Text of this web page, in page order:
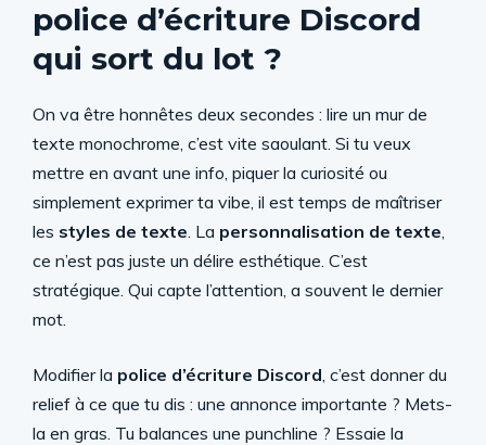
police d’écriture Discord
qui sort du lot ?
On va être honnêtes deux secondes : lire un mur de
texte monochrome, c’est vite saoulant. Si tu veux
mettre en avant une info, piquer la curiosité ou
simplement exprimer ta vibe, il est temps de maîtriser
les styles de texte. La personnalisation de texte,
ce n’est pas juste un délire esthétique. C’est
stratégique. Qui capte l’attention, a souvent le dernier
mot.
Modifier la police d’écriture Discord, c’est donner du
relief à ce que tu dis : une annonce importante ? Mets-
la en gras. Tu balances une punchline ? Essaie la